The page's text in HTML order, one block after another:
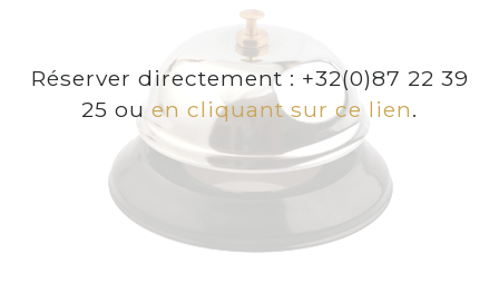
Réserver directement : +32(0)87 22 39
25 ou en cliquant sur ce lien.